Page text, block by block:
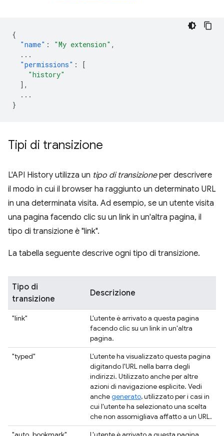
{
"name" : "My extension" ,
...
"permissions" :
[
"history"
],
...
}
Tipi di transizione
L'API History utilizza un tipo di transizioneper descrivere
il modo in cui il browser ha raggiunto un determinato URL
in una determinata visita. Ad esempio, se un utente visita
una pagina facendo clic su un link in un'altra pagina, il
tipo di transizione è "link".
La tabella seguente descrive ogni tipo di transizione.
Tipo di
transizione
Descrizione
"link"
L'utente è arrivato a questa pagina
facendo clic su un link in un'altra
pagina.
"typed"
L'utente ha visualizzato questa pagina
digitando l'URL nella barra degli
indirizzi. Utilizzato anche per altre
azioni di navigazione esplicite. Vedi
anchegenerato, utilizzato per i casi in
cui l'utente ha selezionato una scelta
che non assomigliava affatto a un URL.